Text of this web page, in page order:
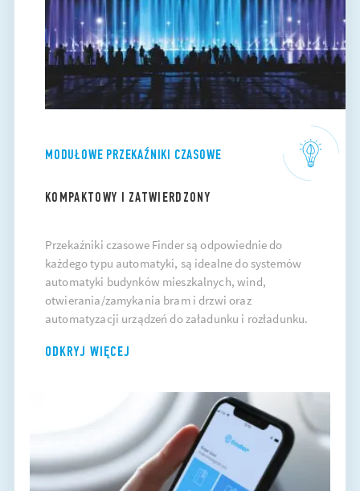
MODUŁOWE PRZEKAŹNIKI CZASOWE
KOMPAKTOWY I ZATWIERDZONY
Przekaźniki czasowe Finder są odpowiednie do
każdego typu automatyki, są idealne do systemów
automatyki budynków mieszkalnych, wind,
otwierania/zamykania bram i drzwi oraz
automatyzacji urządzeń do załadunku i rozładunku.
ODKRYJ WIĘCEJ